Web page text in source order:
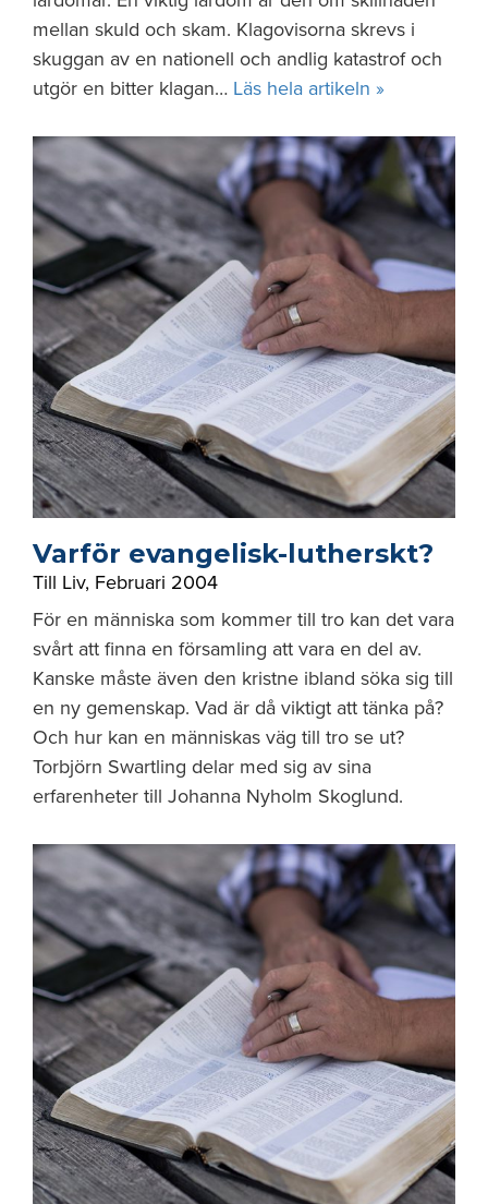
mellan skuld och skam. Klagovisorna skrevs i
skuggan av en nationell och andlig katastrof och
utgör en bitter klagan… Läs hela artikeln »
Varför evangelisk-lutherskt?
Till Liv, Februari 2004
För en människa som kommer till tro kan det vara
svårt att finna en församling att vara en del av.
Kanske måste även den kristne ibland söka sig till
en ny gemenskap. Vad är då viktigt att tänka på?
Och hur kan en människas väg till tro se ut?
Torbjörn Swartling delar med sig av sina
erfarenheter till Johanna Nyholm Skoglund.